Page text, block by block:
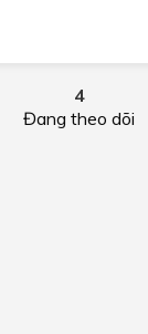
4
Đang theo dõi